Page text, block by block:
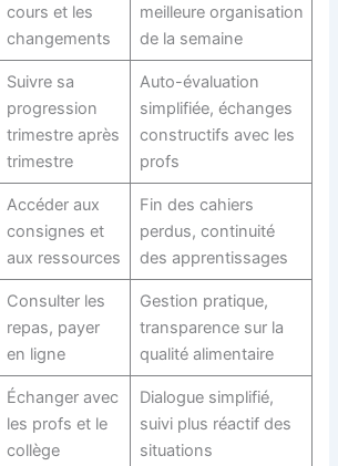
cours et les
changements
meilleure organisation
de la semaine
Suivre sa
progression
trimestre après
trimestre
Auto-évaluation
simplifiée, échanges
constructifs avec les
profs
Accéder aux
consignes et
aux ressources
Fin des cahiers
perdus, continuité
des apprentissages
Consulter les
repas, payer
en ligne
Gestion pratique,
transparence sur la
qualité alimentaire
Échanger avec
les profs et le
collège
Dialogue simplifié,
suivi plus réactif des
situations